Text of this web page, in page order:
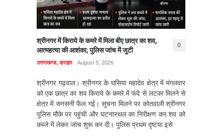
श्रीनगर में किराये के कमरे में मिला बीए छात्र का शव,
आत्महत्या की आशंका; पुलिस जांच में जुटी
0
उत्तराखण्ड,क्राइम August 5, 2026
श्रीनगर गढ़वाल। श्रीनगर के घसिया महादेव क्षेत्र में मंगलवार
को एक छात्र का शव किराये के कमरे में फंदे से लटका मिलने से
क्षेत्र में सनसनी फैल गई। सूचना मिलने पर कोतवाली श्रीनगर
पुलिस मौके पर पहुंची और घटनास्थल का निरीक्षण कर शव को
कब्जे में लेकर जांच शुरू कर दी। पुलिस प्रथम दृष्टया इसे